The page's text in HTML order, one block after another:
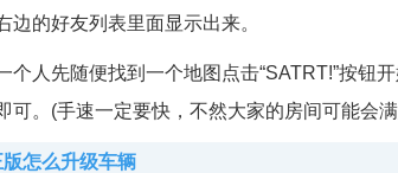
边的好友列表里面显示出来。
个人先随便找到一个地图点击“SATRT!”按钮
可。(手速一定要快，不然大家的房间可能会
怎么升级车辆